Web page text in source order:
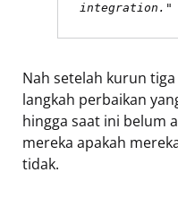
integration."
Nah setelah kurun
langkah perbaikan
hingga saat ini belum
mereka apakah
tidak.